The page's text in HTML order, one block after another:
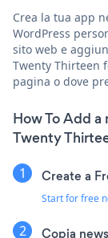
Crea la tua app
WordPress
sito web e
Twenty Thirteen
pagina o dove
How To Add
Twenty
Create a
Start for free
Copia